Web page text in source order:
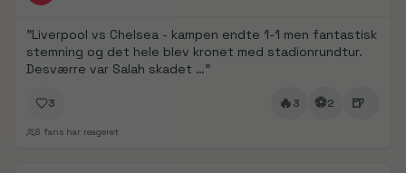
"Liverpool vs Chelsea - kampen endte 1-1 men fantastisk
stemning og det hele blev kronet med stadionrundtur.
Desværre var Salah skadet …"
3 🔥3 ⚽2 🍺
8 fans har reageret